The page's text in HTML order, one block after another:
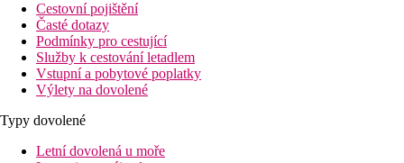
Cestovní pojištění
Časté dotazy
Podmínky pro cestující
Služby k cestování letadlem
Vstupní a pobytové poplatky
Výlety na dovolené
Typy dovolené
Letní dovolená u moře